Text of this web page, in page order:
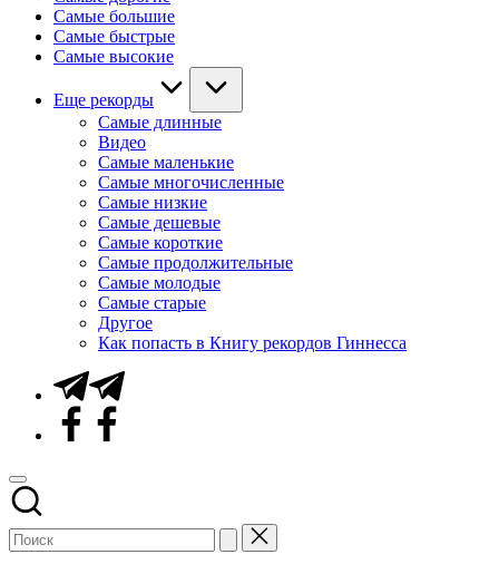
Самые большие
Самые быстрые
Самые высокие
Еще рекорды
Самые длинные
Видео
Самые маленькие
Самые многочисленные
Самые низкие
Самые дешевые
Самые короткие
Самые продолжительные
Самые молодые
Самые старые
Другое
Как попасть в Книгу рекордов Гиннесса
Telegram
Facebook